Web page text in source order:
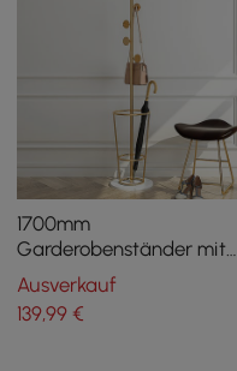
1700mm
Garderobenständer mit
Schirmständer aus Metall
Ausverkauf
139,99 €